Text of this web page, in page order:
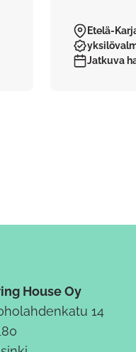
Etelä-
Jatkuva
House Oy
14